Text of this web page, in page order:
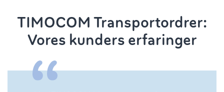
TIMOCOM Transportordrer:
Vores kunders erfaringer